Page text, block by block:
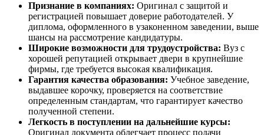
Признание в компаниях: Оригинал с защитой и
регистрацией повышает доверие работодателей. У
диплома, оформленного в узаконенном заведении, выше
шансы на рассмотрение кандидатуры.
Широкие возможности для трудоустройства: Вуз с
хорошей репутацией открывает двери в крупнейшие
фирмы, где требуется высокая квалификация.
Гарантия качества образования: Учебное заведение,
выдавшее корочку, проверяется на соответствие
определенным стандартам, что гарантирует качество
полученной степени.
Легкость в поступлении на дальнейшие курсы:
Оригинал документа облегчает процесс подачи